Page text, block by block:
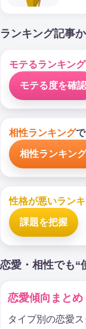
ランキング記事
モテるランキング
モテる度を確認
相性ランキング
相性ランキン
性格が悪いラン
課題を把握
恋愛・相性でも“
恋愛傾向まとめ
タイプ別の恋愛ス